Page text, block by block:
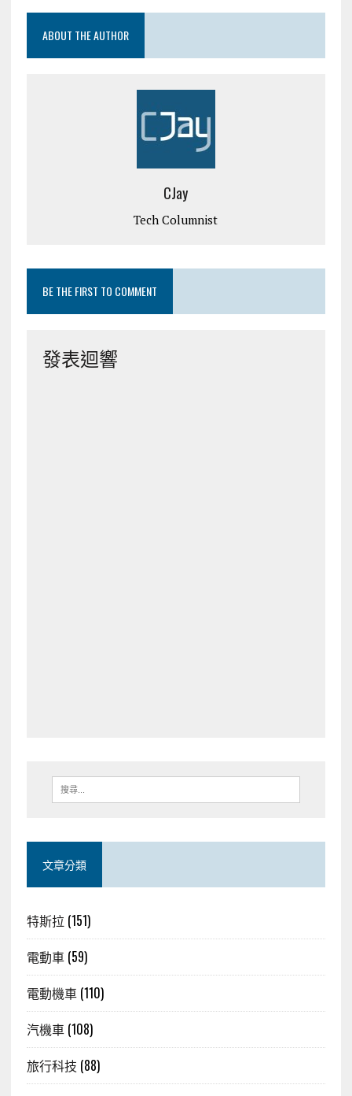
ABOUT THE AUTHOR
CJay
Tech Columnist
BE THE FIRST TO COMMENT
發表迴響
文章分類
特斯拉 (151)
電動車(59)
電動機車(110)
汽機車(108)
旅行科技 (88)